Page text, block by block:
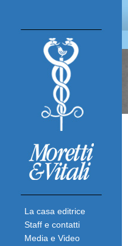
La casa editrice
Staff e contatti
Media e Video